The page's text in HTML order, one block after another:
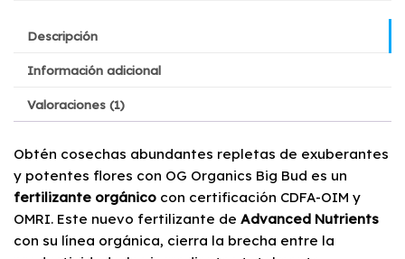
Descripción
Información adicional
Valoraciones (1)
Obtén cosechas abundantes repletas de exuberantes
y potentes flores con OG Organics Big Bud es un
fertilizante orgánico con certificación CDFA-OIM y
OMRI. Este nuevo fertilizante de Advanced Nutrients
con su línea orgánica, cierra la brecha entre la